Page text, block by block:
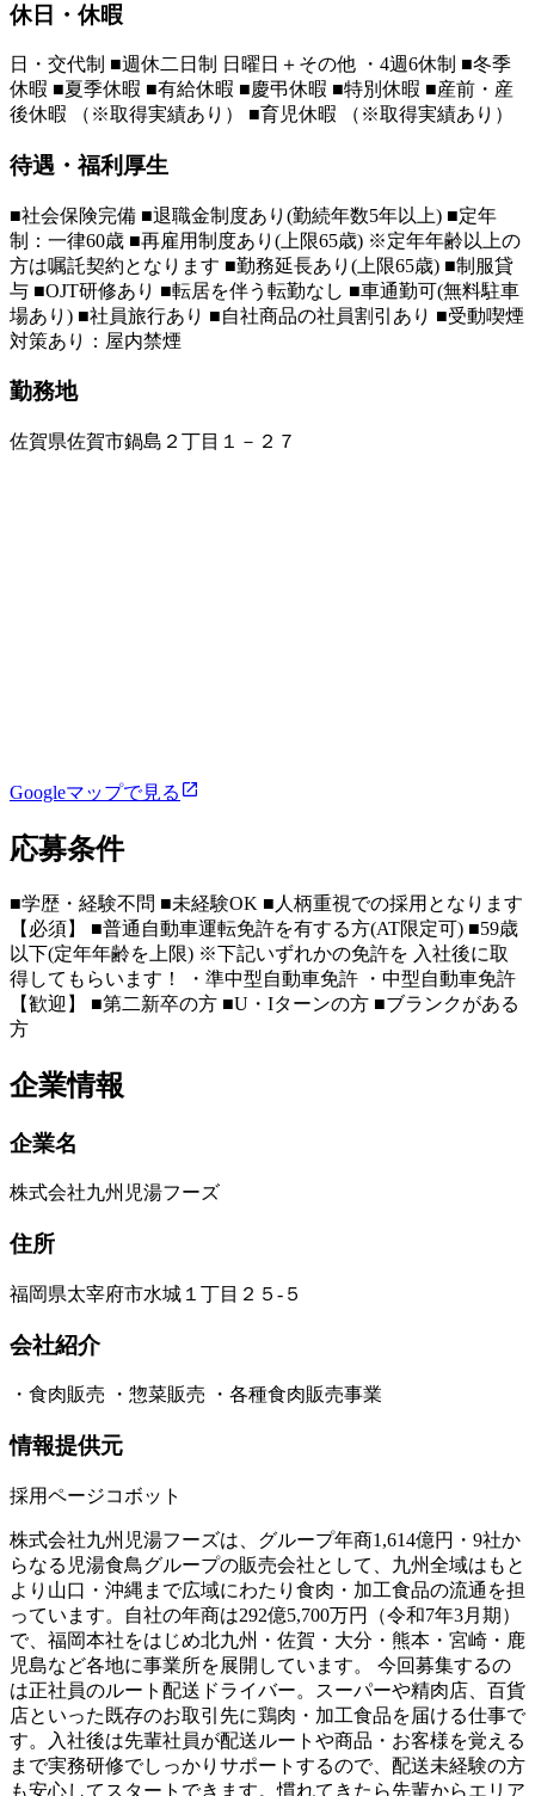
休日・休暇
日・交代制 ■週休二日制 日曜日＋その他 ・4週6休制 ■冬季
休暇 ■夏季休暇 ■有給休暇 ■慶弔休暇 ■特別休暇 ■産前・産
後休暇 （※取得実績あり） ■育児休暇 （※取得実績あり）
待遇・福利厚生
■社会保険完備 ■退職金制度あり(勤続年数5年以上) ■定年
制：一律60歳 ■再雇用制度あり(上限65歳) ※定年年齢以上の
方は嘱託契約となります ■勤務延長あり(上限65歳) ■制服貸
与 ■OJT研修あり ■転居を伴う転勤なし ■車通勤可(無料駐車
場あり) ■社員旅行あり ■自社商品の社員割引あり ■受動喫煙
対策あり：屋内禁煙
勤務地
佐賀県佐賀市鍋島２丁目１－２７
Googleマップで見る
応募条件
■学歴・経験不問 ■未経験OK ■人柄重視での採用となります
【必須】 ■普通自動車運転免許を有する方(AT限定可) ■59歳
以下(定年年齢を上限) ※下記いずれかの免許を 入社後に取
得してもらいます！ ・準中型自動車免許 ・中型自動車免許
【歓迎】 ■第二新卒の方 ■U・Iターンの方 ■ブランクがある
方
企業情報
企業名
株式会社九州児湯フーズ
住所
福岡県太宰府市水城１丁目２５‐５
会社紹介
・食肉販売 ・惣菜販売 ・各種食肉販売事業
情報提供元
採用ページコボット
株式会社九州児湯フーズは、グループ年商1,614億円・9社か
らなる児湯食鳥グループの販売会社として、九州全域はもと
より山口・沖縄まで広域にわたり食肉・加工食品の流通を担
っています。自社の年商は292億5,700万円（令和7年3月期）
で、福岡本社をはじめ北九州・佐賀・大分・熊本・宮崎・鹿
児島など各地に事業所を展開しています。 今回募集するの
は正社員のルート配送ドライバー。スーパーや精肉店、百貨
店といった既存のお取引先に鶏肉・加工食品を届ける仕事で
す。入社後は先輩社員が配送ルートや商品・お客様を覚える
まで実務研修でしっかりサポートするので、配送未経験の方
も安心してスタートできます。慣れてきたら先輩からエリア